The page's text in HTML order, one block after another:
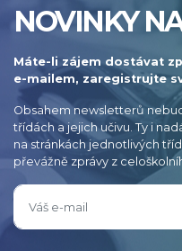
NOVINKY
Máte-li zájem dostávat
e-mailem, zaregistrujte
Obsahem newsletterů
třídách a jejich učivu. Ty i
na stránkách jednotlivých
převážně zprávy z